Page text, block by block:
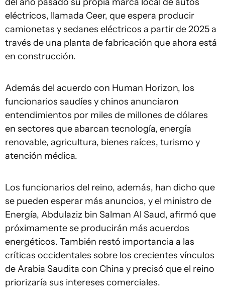
eléctricos, llamada Ceer, que espera producir
camionetas y sedanes eléctricos a partir de 2025 a
través de una planta de fabricación que ahora está
en construcción.
Además del acuerdo con Human Horizon, los
funcionarios saudíes y chinos anunciaron
entendimientos por miles de millones de dólares
en sectores que abarcan tecnología, energía
renovable, agricultura, bienes raíces, turismo y
atención médica.
Los funcionarios del reino, además, han dicho que
se pueden esperar más anuncios, y el ministro de
Energía, Abdulaziz bin Salman Al Saud, afirmó que
próximamente se producirán más acuerdos
energéticos. También restó importancia a las
críticas occidentales sobre los crecientes vínculos
de Arabia Saudita con China y precisó que el reino
priorizaría sus intereses comerciales.